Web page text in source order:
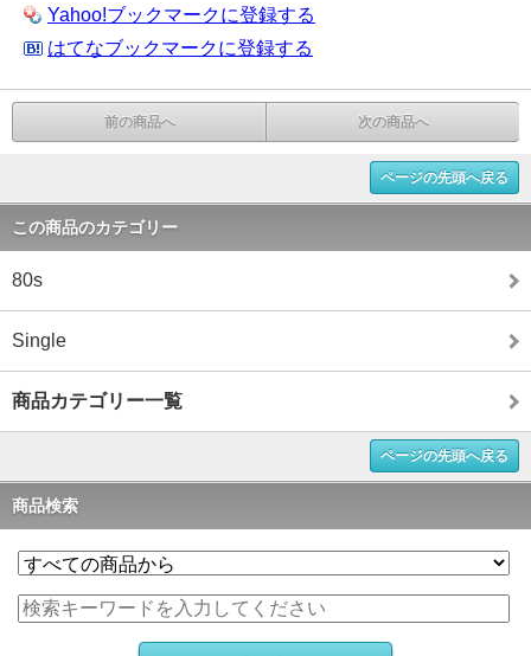
Yahoo!ブックマークに登録する
はてなブックマークに登録する
前の商品へ 次の商品へ
ページの先頭へ戻る
この商品のカテゴリー
80s
Single
商品カテゴリー一覧
ページの先頭へ戻る
商品検索